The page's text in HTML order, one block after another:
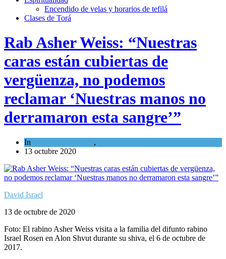
Encendido de velas y horarios de tefilá
Clases de Torá
Rab Asher Weiss: “Nuestras
caras están cubiertas de
vergüenza, no podemos
reclamar ‘Nuestras manos no
derramaron esta sangre’”
In ,
13 octubre 2020
David Israel
13 de octubre de 2020
Foto: El rabino Asher Weiss visita a la familia del difunto rabino
Israel Rosen en Alon Shvut durante su shiva, el 6 de octubre de
2017.